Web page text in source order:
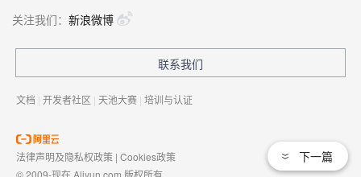
下一篇
关注我们： 新浪微博
联系我们
文档 | 开发者社区 | 天池大赛 | 培训与认证
法律声明及隐私权政策 | Cookies政策
© 2009-现在 Aliyun.com 版权所有